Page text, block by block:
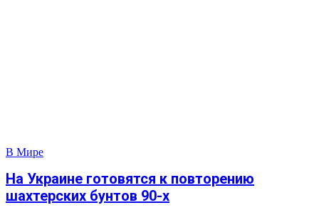
В Мире
На Украине готовятся к повторению
шахтерских бунтов 90-х